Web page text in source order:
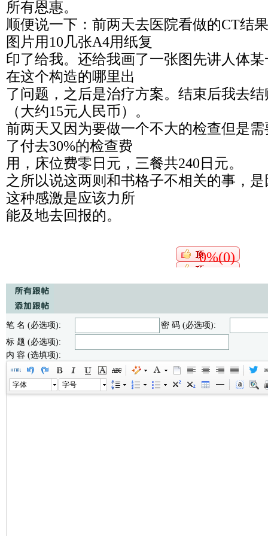
所有恩惠。
顺便说一下：前两天去医院看做的CT结
图片用10几张A4用纸复
印了给我。还给我画了一张图先讲人体
在这个构造的哪里出
了问题，之后是治疗方案。结束后我去
（大约15元人民币）。
前两天又因为要做一个不大的检查但是
了付去30%的检查费
用，床位费零日元，三餐共240日元。
之所以说这两则和书格子不相关的事，
这种感激是应该力所
能及地去回报的。
0%(0)
笔 名 (必选项):
密 码 (必选项):
标 题 (必选项):
内 容 (选填项):
字体 字号